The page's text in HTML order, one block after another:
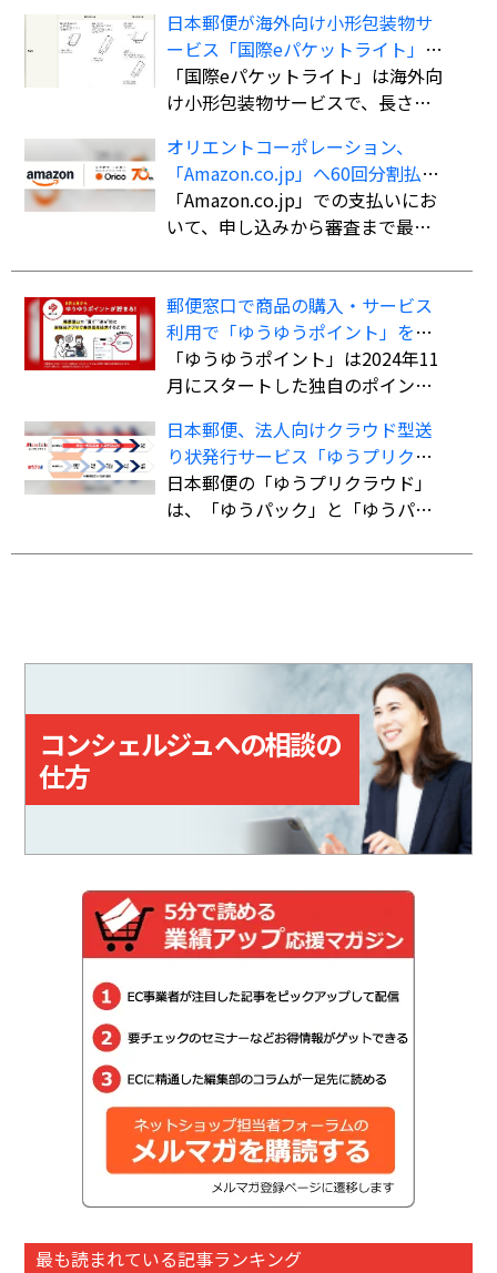
日本郵便が海外向け小形包装物サ
ービス「国際eパケットライト」の
取扱国・地域を計138か国・地域に
拡大
「国際eパケットライト」は海外向
け小形包装物サービスで、長さ・
大60cm）、重さ2kgまでの荷物を
航空便扱いで送ることができる。
書留扱いの「国際eパケット」より
も低料金で利用でき、追跡サービ
オリエントコーポレーション、
「Amazon.co.jp」へ60回分割払い
ができる決済手段「オリコ分割払
い」を導入
「Amazon.co.jp」での支払いにお
いて、申し込みから審査まで最短5
ド不要で最大60回までの分割払い
が可能になる。
郵便窓口で商品の購入・サービス
利用で「ゆうゆうポイント」を付
与、「ゆうちょPayポイント」への
交換も開始
「ゆうゆうポイント」は2024年11
月にスタートした独自のポイント
プリ」の会員証を提示した上で、
対象商品を購入、またはサービス
を利用すると、購入・利用総額に
応じてポイントが貯まる。
日本郵便、法人向けクラウド型送
り状発行サービス「ゆうプリクラ
ウド」
日本郵便の「ゆうプリクラウド」
は、「ゆうパック」と「ゆうパケ
きるクラウドサービス。「指定場
取をサポートする機能も備えてい
コンシェルジュへの相談の
仕方
最も読まれている記事ランキング